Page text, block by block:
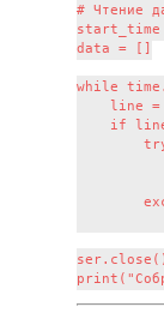
# Чтение
data = []
while
line =
if